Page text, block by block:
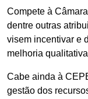
Compete à
dentre outras
visem incentivar e
melhoria
Cabe ainda à
gestão dos